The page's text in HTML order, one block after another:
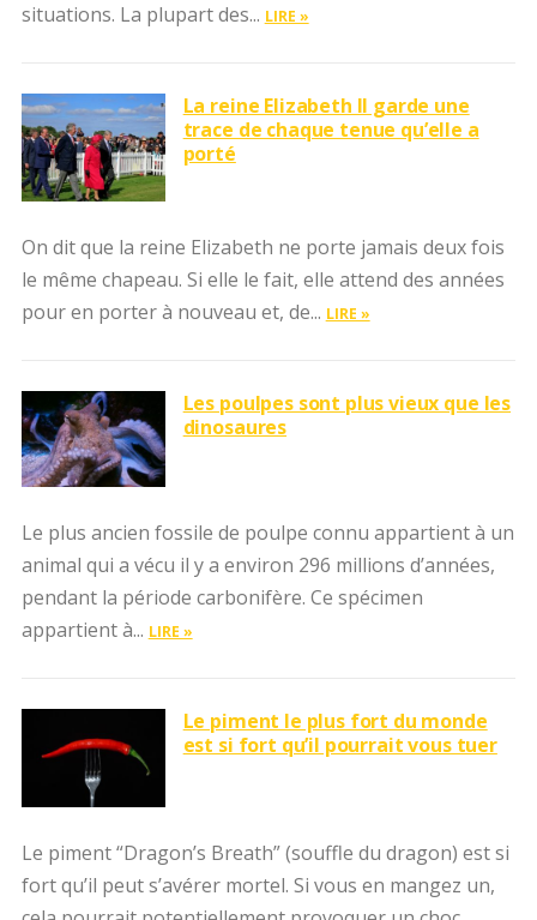
situations. La plupart des... LIRE »
La reine Elizabeth II garde une
trace de chaque tenue qu’elle a
porté
On dit que la reine Elizabeth ne porte jamais deux fois
le même chapeau. Si elle le fait, elle attend des années
pour en porter à nouveau et, de... LIRE »
Les poulpes sont plus vieux que les
dinosaures
Le plus ancien fossile de poulpe connu appartient à un
animal qui a vécu il y a environ 296 millions d’années,
pendant la période carbonifère. Ce spécimen
appartient à... LIRE »
Le piment le plus fort du monde
est si fort qu’il pourrait vous tuer
Le piment “Dragon’s Breath” (souffle du dragon) est si
fort qu’il peut s’avérer mortel. Si vous en mangez un,